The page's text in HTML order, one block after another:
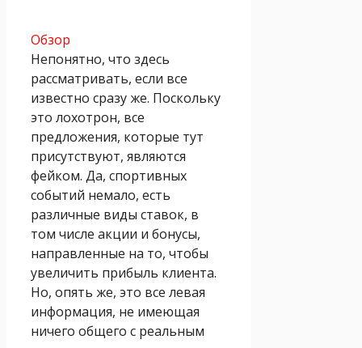
Обзор
Непонятно, что здесь
рассматривать, если все
известно сразу же. Поскольку
это лохотрон, все
предложения, которые тут
присутствуют, являются
фейком. Да, спортивных
событий немало, есть
различные виды ставок, в
том числе акции и бонусы,
направленные на то, чтобы
увеличить прибыль клиента.
Но, опять же, это все левая
информация, не имеющая
ничего общего с реальным